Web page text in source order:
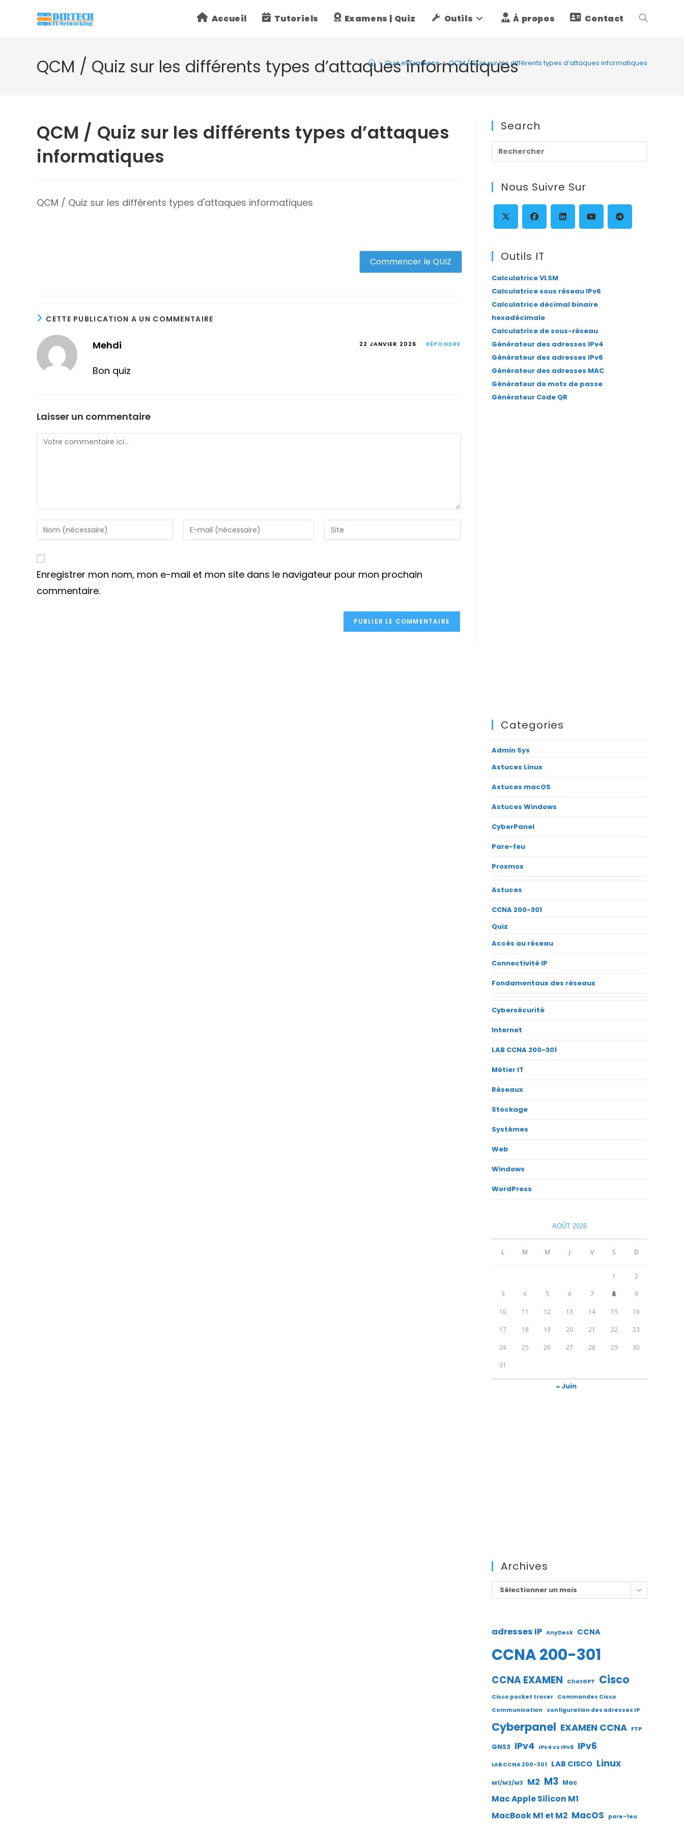
Accueil Tutoriels Examens | Quiz Outils À propos Contact Toggle
QCM / Quiz sur les différents types d’attaques informatiques
> Quiz et Examens > QCM / Quiz sur les différents types d’attaques informatiques
QCM / Quiz sur les différents types d’attaques
informatiques
QCM / Quiz sur les différents types d'attaques informatiques
Commencer le QUIZ
CETTE PUBLICATION A UN COMMENTAIRE
Mehdi 22 JANVIER 2026 RÉPONDRE
Bon quiz
Laisser un commentaire
Comment
Enter
your
or
username
to
Enter
your
to
Saisir
l’URL
site
Enregistrer mon nom, mon e-mail et mon site dans le navigateur pour mon prochain
commentaire.
Search
Escape
Nous Suivre Sur
dans
un
nouvel
onglet
dans
nouvel
onglet
nouvel
onglet onglet
Outils IT
Calculatrice VLSM
Calculatrice sous réseau IPv6
Calculatrice décimal binaire
hexadécimale
Calculatrice de sous-réseau
Générateur des adresses IPv4
Générateur des adresses IPv6
Générateur des adresses MAC
Générateur de mots de passe
Générateur Code QR
Categories
Admin Sys
Astuces Linux
Astuces macOS
Astuces Windows
CyberPanel
Pare-feu
Proxmox
Astuces
CCNA 200-301
Quiz
Accès au réseau
Connectivité IP
Fondamentaux des réseaux
Cybersécurité
Internet
LAB CCNA 200-301
Métier IT
Réseaux
Stockage
Systèmes
Web
Windows
WordPress
AOÛT 2026
L M M J V S D
1 2
3 4 5 6 7 8 9
10 11 12 13 14 15 16
17 18 19 20 21 22 23
24 25 26 27 28 29 30
31
« Juin
Archives
Archives
Sélectionner un mois
adresses IP AnyDesk CCNA
CCNA 200-301
CCNA EXAMEN ChatGPT Cisco
Cisco packet tracer Commandes Cisco
Communication
configuration des adresses IP
Cyberpanel EXAMEN CCNA FTP
GNS3 IPv4 IPv4 vs IPv6 IPv6
LAB CCNA 200-301 LAB CISCO Linux
M1/M2/M3 M2 M3 Mac
Mac Apple Silicon M1
MacBook M1 et M2 MacOS pare-feu